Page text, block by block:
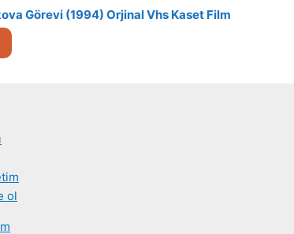
Görevi (1994) Orjinal Vhs Kaset Film
ol